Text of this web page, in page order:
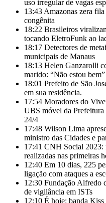
uso irregular de vagas
13:43 Amazonas zera
congênita
18:22 Brasileiros
tocando EletroFunk ao
18:17 Detectores de
municipais de Manaus
18:13 Helen Ganzarolli
marido: “Não estou bem”
18:01 Prefeito de São
em sua residência.
17:54 Moradores do
UBS móvel da Prefeitura
24/4
17:48 Wilson Lima
ministro das Cidades e
17:41 CNH Social 2023:
realizadas nas primeiras
12:40 Em 10 dias, 225
ligação com ataques a
12:30 Fundação Alfredo
de vigilância em ISTs
12:10 É hoje: banda